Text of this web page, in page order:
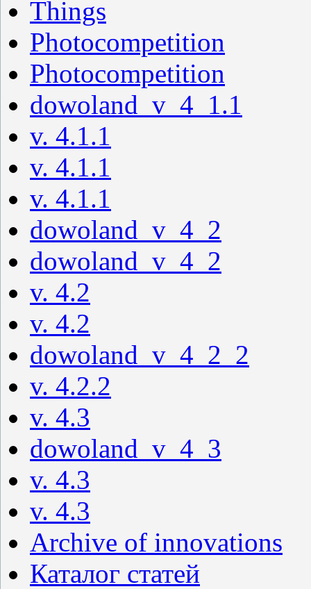
Things
Photocompetition
Photocompetition
dowoland_v_4_1.1
v. 4.1.1
v. 4.1.1
v. 4.1.1
dowoland_v_4_2
dowoland_v_4_2
v. 4.2
v. 4.2
dowoland_v_4_2_2
v. 4.2.2
v. 4.3
dowoland_v_4_3
v. 4.3
v. 4.3
Archive of innovations
Каталог статей